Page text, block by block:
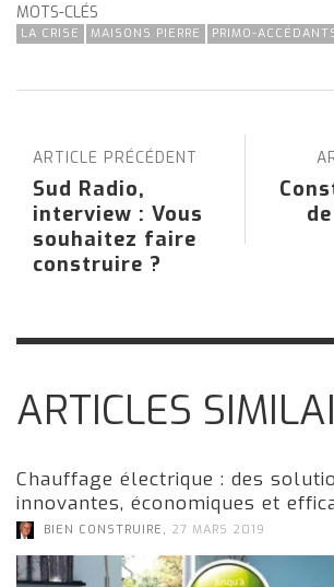
MOTS-CLÉS
LA CRISE MAISONS PIERRE PRIMO-
ARTICLE PRÉCÉDENT
Sud Radio,
interview : Vous
souhaitez faire
construire ?
ARTICLES
Chauffage électrique : des
innovantes, économiques et
BIEN CONSTRUIRE , 27 MARS 2019